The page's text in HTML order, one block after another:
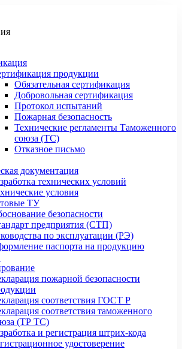
продукции
Обязательная сертификация
Добровольная сертификация
Протокол испытаний
Пожарная безопасность
Технические регламенты Таможенного
союза (ТС)
Отказное письмо
документация
технических условий
условия
ТУ
безопасности
предприятия (СТП)
по эксплуатации (РЭ)
паспорта на продукцию
пожарной безопасности
соответствия ГОСТ Р
соответствия таможенного
(ТР ТС)
и регистрация штрих-кода
удостоверение